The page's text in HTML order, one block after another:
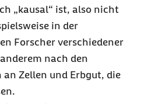
„kausal“ ist, also nicht
in der
Forscher verschiedener
nach den
an Zellen und Erbgut, die